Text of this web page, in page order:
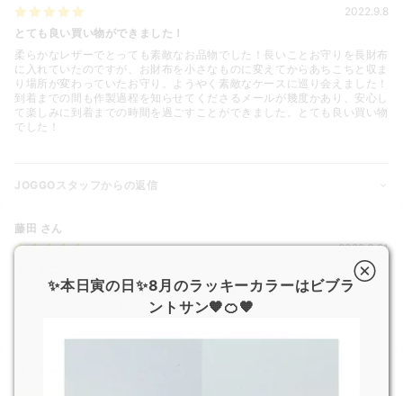
2022.9.8
とても良い買い物ができました！
柔らかなレザーでとっても素敵なお品物でした！長いことお守りを長財布
に入れていたのですが、お財布を小さなものに変えてからあちこちと収ま
り場所が変わっていたお守り。ようやく素敵なケースに巡り会えました！
到着までの間も作製過程を知らせてくださるメールが幾度かあり、安心し
て楽しみに到着までの時間を過ごすことができました。とても良い買い物
でした！
JOGGOスタッフからの返信
藤田 さん
2022.3.21
安全祈願のお守りをいただいたので、子ども用に購入しました。カバンに
つけて使おうと思います。
✨本日寅の日✨8月のラッキーカラーはビブラ
ントサン🧡🍊🧡